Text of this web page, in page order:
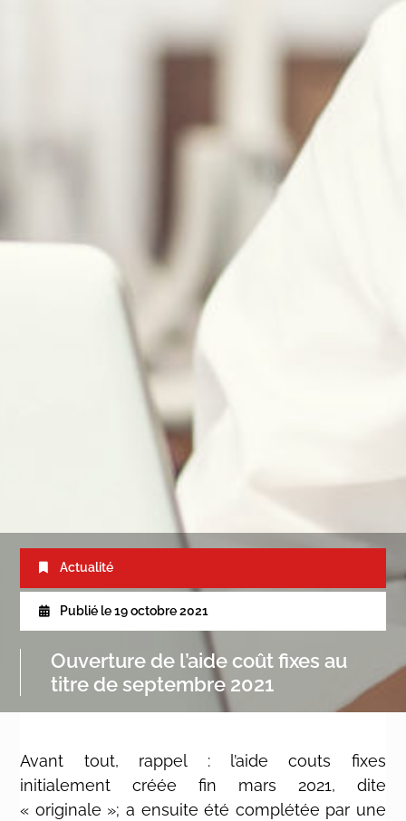
Actualité
Publié le 19 octobre 2021
Ouverture de l’aide coût fixes au
titre de septembre 2021
Avant tout, rappel : l’aide couts fixes
initialement créée fin mars 2021, dite
« originale »; a ensuite été complétée par une